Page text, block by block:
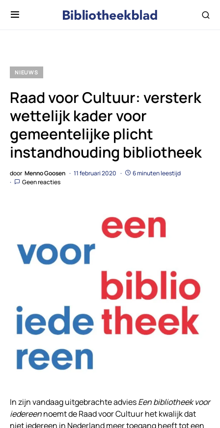
NIEUWS
Raad voor Cultuur: versterk
wettelijk kader voor
gemeentelijke plicht
instandhouding bibliotheek
door Menno Goosen 11 februari 2020
6 minuten leestijd
Geen reacties
In zijn vandaag uitgebrachte adviesEen bibliotheek voor
iedereennoemt de Raad voor Cultuur het kwalijk dat
niet iedereen in Nederland meer toegang heeft tot een